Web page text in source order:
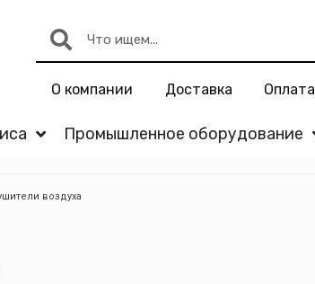
О компании Доставка Оплата
Промышленное оборудование
воздуха